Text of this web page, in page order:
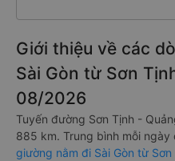
Giới thiệu về các
Sài Gòn từ Sơn
08/2026
Tuyến đường Sơn Tịnh -
885 km. Trung bình mỗi ngày
giường nằm đi Sài Gòn từ